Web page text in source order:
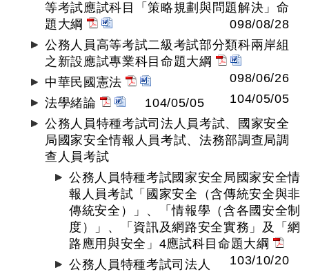
等考試應試科目「策略規劃與問題解決」命
題大綱
098/08/28
公務人員高等考試二級考試部分類科兩岸組
之新設應試專業科目命題大綱
098/06/26
中華民國憲法
104/05/05
法學緒論
104/05/05
公務人員特種考試司法人員考試、國家安全
局國家安全情報人員考試、法務部調查局調
查人員考試
公務人員特種考試國家安全局國家安全情
報人員考試「國家安全（含傳統安全與非
傳統安全）」、「情報學（含各國安全制
度）」、「資訊及網路安全實務」及「網
路應用與安全」4應試科目命題大綱
103/10/20
公務人員特種考試司法人